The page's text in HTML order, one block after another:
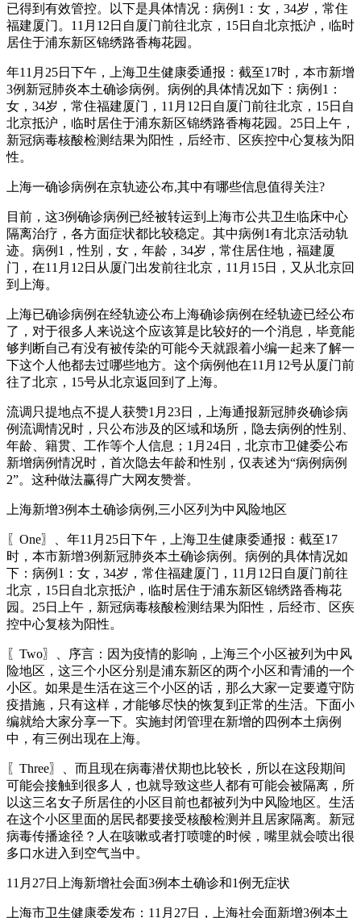
已得到有效管控。以下是具体情况：病例1：女，34岁，常住
福建厦门。11月12日自厦门前往北京，15日自北京抵沪，临时
居住于浦东新区锦绣路香梅花园。
年11月25日下午，上海卫生健康委通报：截至17时，本市新增
3例新冠肺炎本土确诊病例。病例的具体情况如下：病例1：
女，34岁，常住福建厦门，11月12日自厦门前往北京，15日自
北京抵沪，临时居住于浦东新区锦绣路香梅花园。25日上午，
新冠病毒核酸检测结果为阳性，后经市、区疾控中心复核为阳
性。
上海一确诊病例在京轨迹公布,其中有哪些信息值得关注?
目前，这3例确诊病例已经被转运到上海市公共卫生临床中心
隔离治疗，各方面症状都比较稳定。其中病例1有北京活动轨
迹。病例1，性别，女，年龄，34岁，常住居住地，福建厦
门，在11月12日从厦门出发前往北京，11月15日，又从北京回
到上海。
上海已确诊病例在经轨迹公布上海确诊病例在经轨迹已经公布
了，对于很多人来说这个应该算是比较好的一个消息，毕竟能
够判断自己有没有被传染的可能今天就跟着小编一起来了解一
下这个人他都去过哪些地方。这个病例他在11月12号从厦门前
往了北京，15号从北京返回到了上海。
流调只提地点不提人获赞1月23日，上海通报新冠肺炎确诊病
例流调情况时，只公布涉及的区域和场所，隐去病例的性别、
年龄、籍贯、工作等个人信息；1月24日，北京市卫健委公布
新增病例情况时，首次隐去年龄和性别，仅表述为“病例病例
2”。这种做法赢得广大网友赞誉。
上海新增3例本土确诊病例,三小区列为中风险地区
〖One〗、年11月25日下午，上海卫生健康委通报：截至17
时，本市新增3例新冠肺炎本土确诊病例。病例的具体情况如
下：病例1：女，34岁，常住福建厦门，11月12日自厦门前往
北京，15日自北京抵沪，临时居住于浦东新区锦绣路香梅花
园。25日上午，新冠病毒核酸检测结果为阳性，后经市、区疾
控中心复核为阳性。
〖Two〗、序言：因为疫情的影响，上海三个小区被列为中风
险地区，这三个小区分别是浦东新区的两个小区和青浦的一个
小区。如果是生活在这三个小区的话，那么大家一定要遵守防
疫措施，只有这样，才能够尽快的恢复到正常的生活。下面小
编就给大家分享一下。实施封闭管理在新增的四例本土病例
中，有三例出现在上海。
〖Three〗、而且现在病毒潜伏期也比较长，所以在这段期间
可能会接触到很多人，也就导致这些人都有可能会被隔离，所
以这三名女子所居住的小区目前也都被列为中风险地区。生活
在这个小区里面的居民都要接受核酸检测并且居家隔离。新冠
病毒传播途径？人在咳嗽或者打喷嚏的时候，嘴里就会喷出很
多口水进入到空气当中。
11月27日上海新增社会面3例本土确诊和1例无症状
上海市卫生健康委发布：11月27日，上海社会面新增3例本土